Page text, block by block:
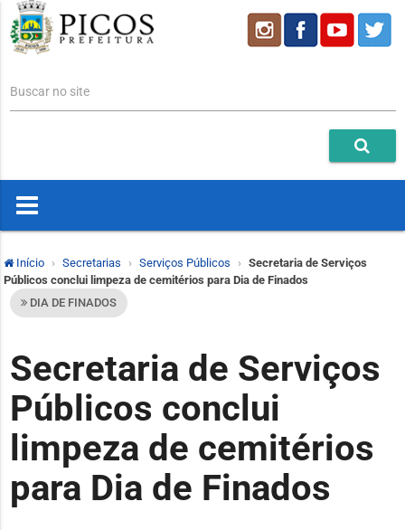
Buscar no site
Início Secretarias Serviços Públicos
Secretaria de Serviços
Públicos conclui limpeza de cemitérios para Dia de Finados
DIA DE FINADOS
Secretaria de Serviços
Públicos conclui
limpeza de cemitérios
para Dia de Finados